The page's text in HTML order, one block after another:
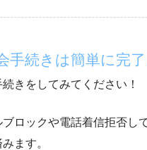
手続きは簡単に完
きをしてみてください！
ブロックや電話着信拒否し
ます。